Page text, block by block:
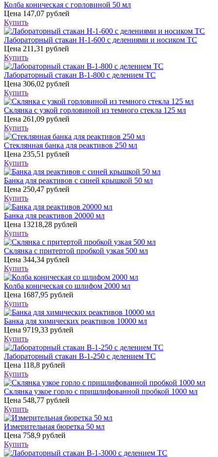
Колба коническая с горловиной 50 мл
Цена 147,07 рублей
Купить
Лабораторный стакан Н-1-600 с делениями и носиком ТС
Цена 211,31 рублей
Купить
Лабораторный стакан В-1-800 с делением ТС
Цена 306,02 рублей
Купить
Склянка с узкой горловиной из темного стекла 125 мл
Цена 261,09 рублей
Купить
Стеклянная банка для реактивов 250 мл
Цена 235,51 рублей
Купить
Банка для реактивов с синей крышкой 50 мл
Цена 250,47 рублей
Купить
Банка для реактивов 20000 мл
Цена 13218,28 рублей
Купить
Склянка с притертой пробкой узкая 500 мл
Цена 344,34 рублей
Купить
Колба коническая со шлифом 2000 мл
Цена 1687,95 рублей
Купить
Банка для химических реактивов 10000 мл
Цена 9719,33 рублей
Купить
Лабораторный стакан В-1-250 с делением ТС
Цена 118,8 рублей
Купить
Склянка узкое горло с пришлифованной пробкой 1000 мл
Цена 548,77 рублей
Купить
Измерительная бюретка 50 мл
Цена 758,9 рублей
Купить